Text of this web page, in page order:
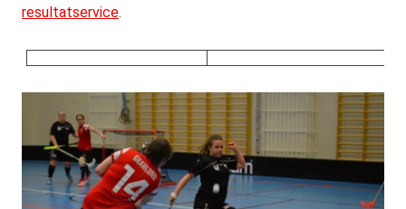
resultatservice.